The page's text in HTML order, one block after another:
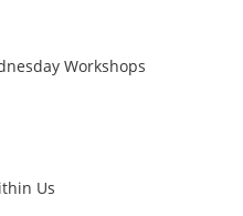
Workshops
Us